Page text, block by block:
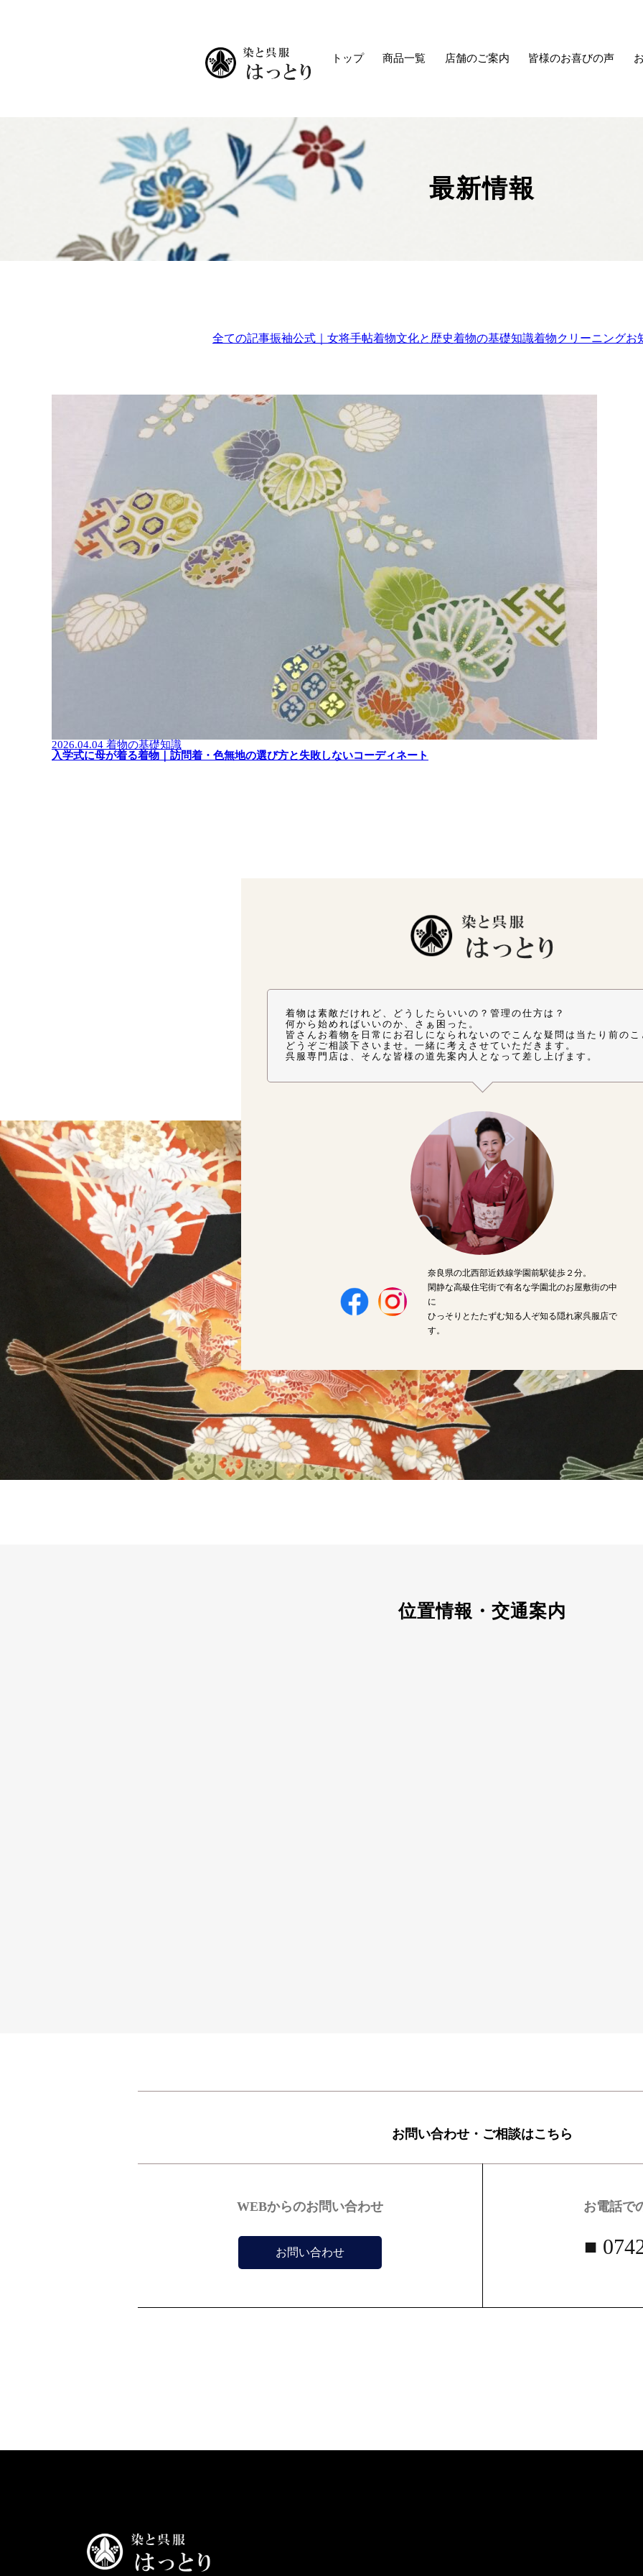
トップ 商品一覧 店舗のご案内 皆様のお喜びの声
最新情報
全ての記事振袖公式｜女将手帖着物文化と歴史着物の基礎知識着物クリーニングお
2026.04.04 着物の基礎知識
入学式に母が着る着物｜訪問着・色無地の選び方と失敗しないコーディネート
着物は素敵だけれど、どうしたらいいの？管理の仕方は？
何から始めればいいのか、さぁ困った。
皆さんお着物を日常にお召しになられないのでこんな疑問は当たり前の
どうぞご相談下さいませ。一緒に考えさせていただきます。
呉服専門店は、そんな皆様の道先案内人となって差し上げます。
奈良県の北西部近鉄線学園前駅徒歩２分。
閑静な高級住宅街で有名な学園北のお屋敷街の中
に
ひっそりとたたずむ知る人ぞ知る隠れ家呉服店で
す。
位置情報・交通案内
お問い合わせ・ご相談はこちら
WEBからのお問い合わせ
お問い合わせ
お電話で
■